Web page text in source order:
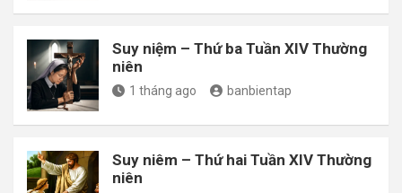
Suy niệm – Thứ ba Tuần XIV Thường
niên
1 tháng ago banbientap
Suy niêm – Thứ hai Tuần XIV Thường
niên